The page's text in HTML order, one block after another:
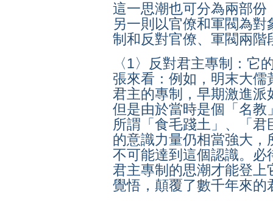
這一思潮也可分為兩部
另一則以官僚和軍閥為
制和反對官僚、軍閥兩階
〈1〉反對君主專制：它
張來看：例如，明末大
君主的專制，早期激進
但是由於當時是個「名
所謂「食毛踐土」、「
的意識力量仍相當強大
不可能達到這個認識。
君主專制的思潮才能登
覺悟，顛覆了數千年來的